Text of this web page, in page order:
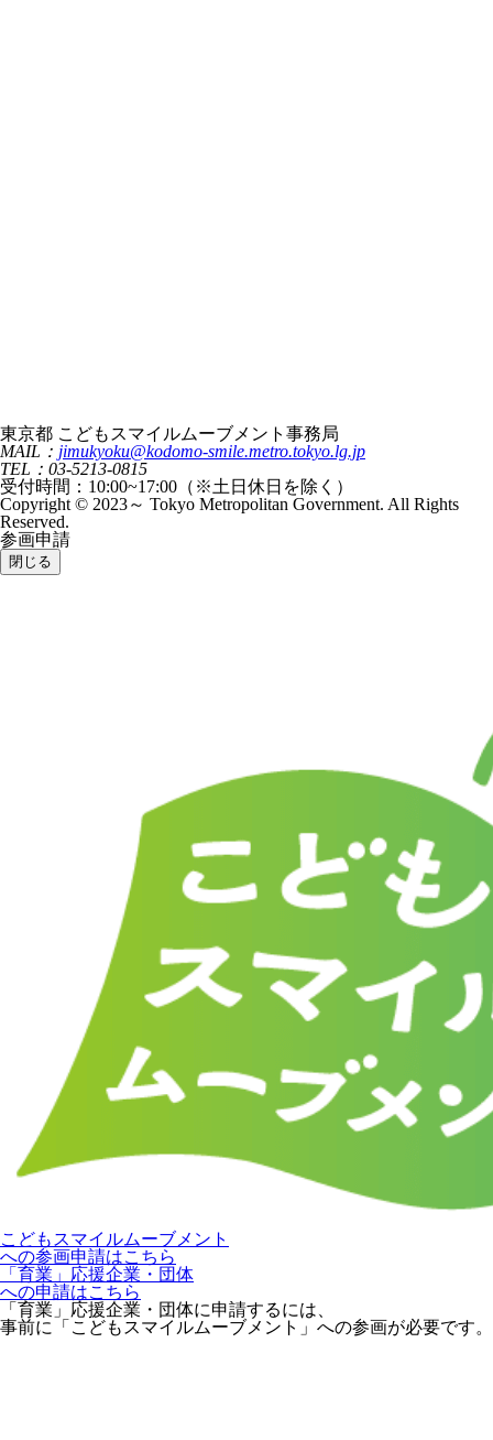
東京都 こどもスマイルムーブメント事務局
MAIL： jimukyoku@kodomo-smile.metro.tokyo.lg.jp
TEL：03-5213-0815
受付時間：10:00~17:00（※土日休日を除く）
Copyright © 2023～ Tokyo Metropolitan Government. All Rights
Reserved.
参画申請
閉じる
こどもスマイルムーブメント
への参画申請はこちら
「育業」応援企業・団体
への申請はこちら
「育業」応援企業・団体に申請するには、
事前に「こどもスマイルムーブメント」への参画が必要です。